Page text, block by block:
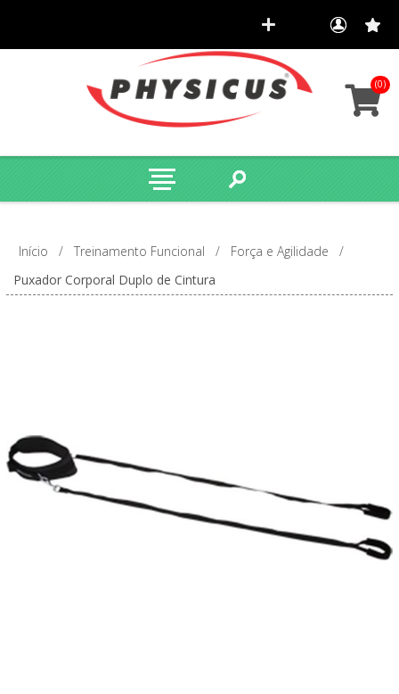
(0)
Início / Treinamento Funcional / Força e Agilidade
/
Puxador Corporal Duplo de Cintura